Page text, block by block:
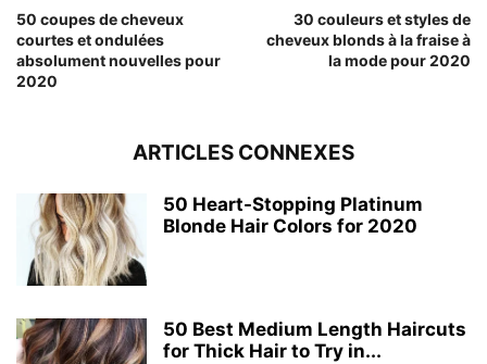
50 coupes de cheveux
courtes et ondulées
absolument nouvelles pour
2020
30 couleurs et styles de
cheveux blonds à la fraise à
la mode pour 2020
ARTICLES CONNEXES
50 Heart-Stopping Platinum
Blonde Hair Colors for 2020
50 Best Medium Length Haircuts
for Thick Hair to Try in...